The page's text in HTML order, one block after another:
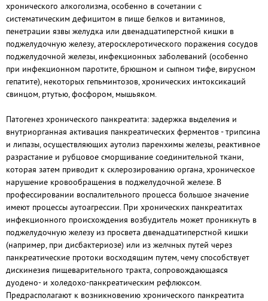
хронического алкоголизма, особенно в сочетании с
систематическим дефицитом в пище белков и витаминов,
пенетрации язвы желудка или двенадцатиперстной кишки в
поджелудочную железу, атеросклеротического поражения сосудов
поджелудочной железы, инфекционных заболеваний (особенно
при инфекционном паротите, брюшном и сыпном тифе, вирусном
гепатите), некоторых гепьминтозов, хронических интоксикаций
свинцом, ртутью, фосфором, мышьяком.
Патогенез хронического панкреатита: задержка выделения и
внутриорганная активация панкреатических ферментов - трипсина
и липазы, осуществляющих аутолиз паренхимы железы, реактивное
разрастание и рубцовое сморщивание соединительной ткани,
которая затем приводит к склерозированию органа, хроническое
нарушение кровообращения в поджелудочной железе. В
профессировании воспалительного процесса большое значение
имеют процессы аутоагрессии. При хронических панкреатитах
инфекционного происхождения возбудитель может проникнуть в
поджелудочную железу из просвета двенадцатиперстной кишки
(например, при дисбактериозе) или из желчных путей через
панкреатические протоки восходящим путем, чему способствует
дискинезия пищеварительного тракта, сопровождающаяся
дуодено- и холедохо-панкреатическим рефлюксом.
Предрасполагают к возникновению хронического панкреатита